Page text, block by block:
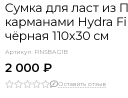
Сумка для ласт из
карманами Hydra
чёрная 110х30 см
Артикул: FINSBAG1B
2 000 ₽
Оставить отзыв